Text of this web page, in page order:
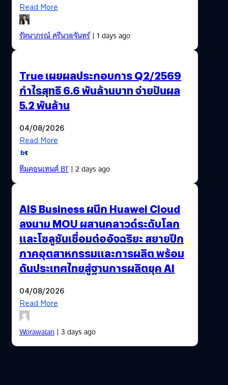
Read More
รัตนาภรณ์ ศรีนวลจันทร์| 1 days ago
True เผยผลประกอบการ Q2/2569
กำไรสุทธิ 6.6 พันล้านบาท จ่ายปันผล
5.2 พันล้าน
04/08/2026
Read More
ทีมคอนเทนต์ BT| 2 days ago
AIS Business ผนึก Huawei Cloud
ลงนาม MOU ผสานคลาวด์ระดับโลก
และโซลูชันเชื่อมต่ออัจฉริยะ สยายปีก
ภาคอุตสาหกรรมและการผลิต พร้อม
ดันประเทศไทยสู่ฐานการผลิตยุค AI
04/08/2026
Read More
Worawalan| 3 days ago